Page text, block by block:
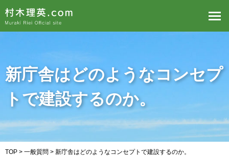
新庁舎はどのようなコンセプ
トで建設するのか。
TOP > 一般質問 > 新庁舎はどのようなコンセプトで建設するのか。